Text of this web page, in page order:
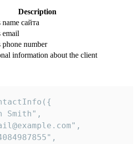
Description
сайта
email
phone number
information about the client
Smith",